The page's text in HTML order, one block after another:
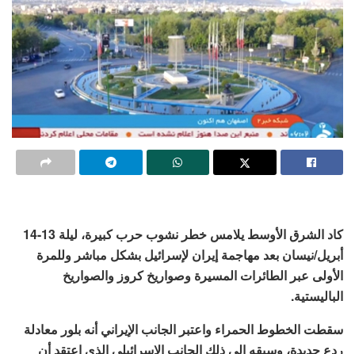
كاد الشرق الأوسط يلامس خطر نشوب حرب كبيرة، ليلة 13-14
أبريل/نيسان بعد مهاجمة إيران لإسرائيل بشكل مباشر وللمرة
الأولى عبر الطائرات المسيرة وصواريخ كروز والصواريخ
الباليستية.
سقطت الخطوط الحمراء واعتبر الجانب الإيراني أنه بلور معادلة
ردع جديدة، وسبقه إلى ذلك الجانب الإسرائيلي الذي اعتقد أن